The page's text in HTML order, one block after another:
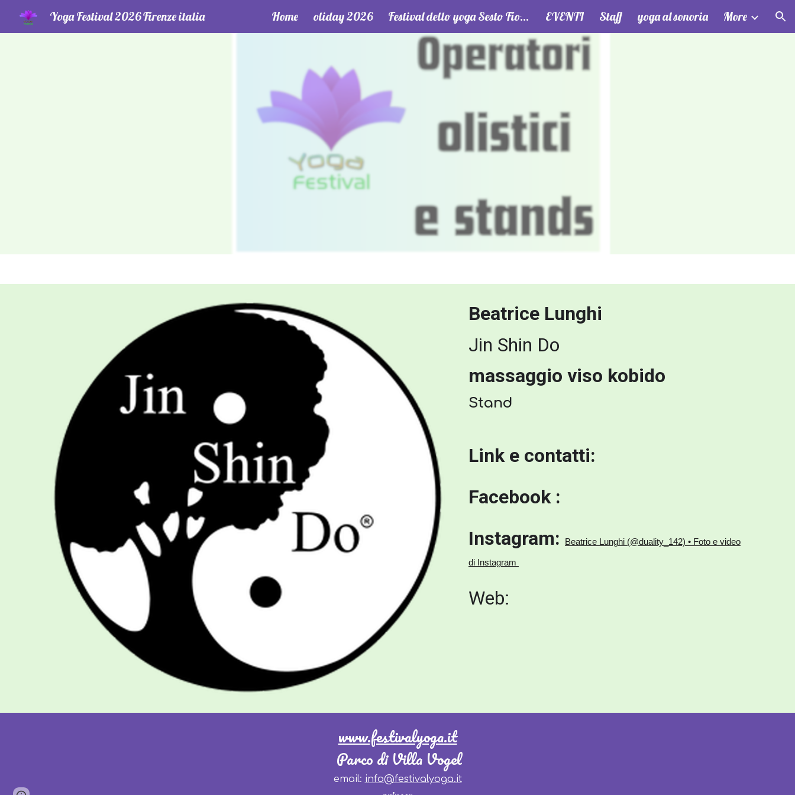
Skip to main content Skip to navigation
Yoga Festival 2026 Firenze italia Home oliday 2026 Festival dello yoga Sesto Fiorentino EVENTI Staff yoga al sonoria More
Beatrice Lunghi
Jin Shin Do
massaggio viso kobido
Stand
Link e contatti:
Facebook :
Instagram:
Beatrice Lunghi (@duality_142) • Foto e video
di Instagram
Web:
www.festivalyoga.it
Parco di Villa Vogel
email: info@festivalyoga.it